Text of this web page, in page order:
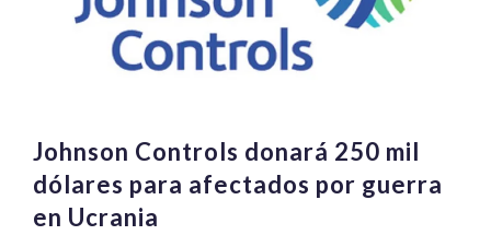
Johnson Controls donará 250 mil
dólares para afectados por guerra
en Ucrania